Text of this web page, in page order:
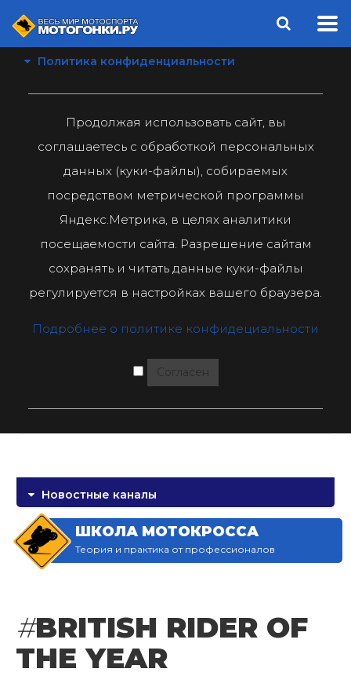
Политика конфиденциальности
Продолжая использовать сайт, вы
соглашаетесь с обработкой персональных
данных (куки-файлы), собираемых
посредством метрической программы
Яндекс.Метрика, в целях аналитики
посещаемости сайта. Разрешение сайтам
сохранять и читать данные куки-файлы
регулируется в настройках вашего браузера.
Подробнее о политике конфидециальности
Согласен
Новостные каналы
ШКОЛА МОТОКРОССА
Теория и практика от профессионалов
#BRITISH RIDER OF
THE YEAR